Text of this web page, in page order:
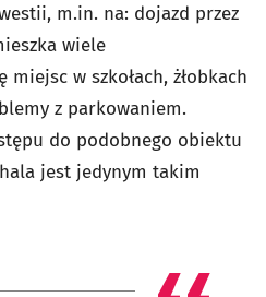
m.in. na: dojazd przez
wiele
w szkołach, żłobkach
z parkowaniem.
do podobnego obiektu
jest jedynym takim